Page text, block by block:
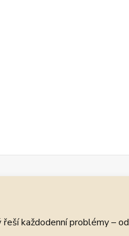
každodenní problémy – od